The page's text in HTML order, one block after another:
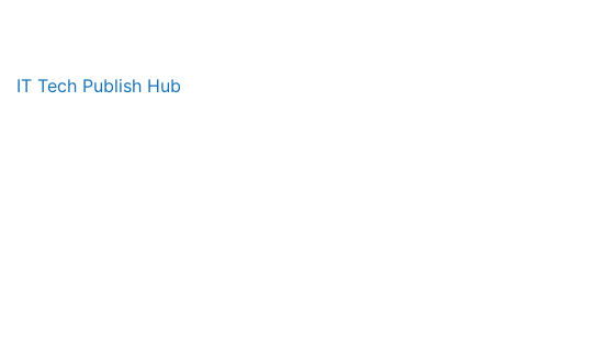
IT Tech Publish Hub